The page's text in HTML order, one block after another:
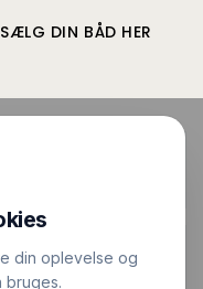
SÆLG DIN BÅD HER